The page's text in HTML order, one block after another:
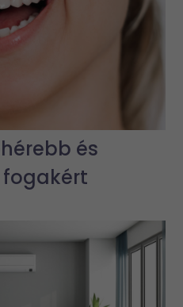
és
fogakért